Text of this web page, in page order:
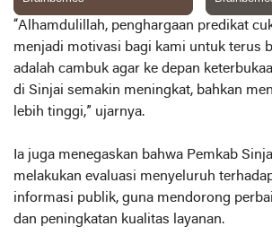
“Alhamdulillah, penghargaan predikat
menjadi motivasi bagi kami untuk terus
adalah cambuk agar ke depan
di Sinjai semakin meningkat, bahkan
lebih tinggi,” ujarnya.
Ia juga menegaskan bahwa Pemkab
melakukan evaluasi menyeluruh
informasi publik, guna mendorong
dan peningkatan kualitas layanan.